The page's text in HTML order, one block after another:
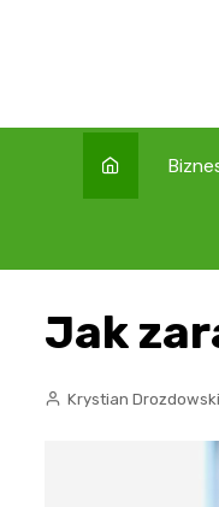
Jak
Krystian Drozdowski